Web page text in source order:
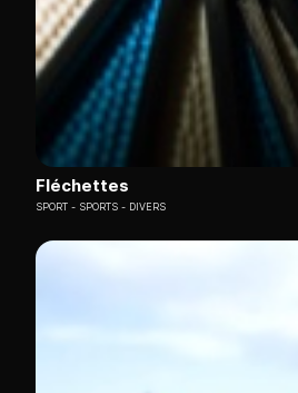
Fléchettes
SPORT SPORTS - DIVERS